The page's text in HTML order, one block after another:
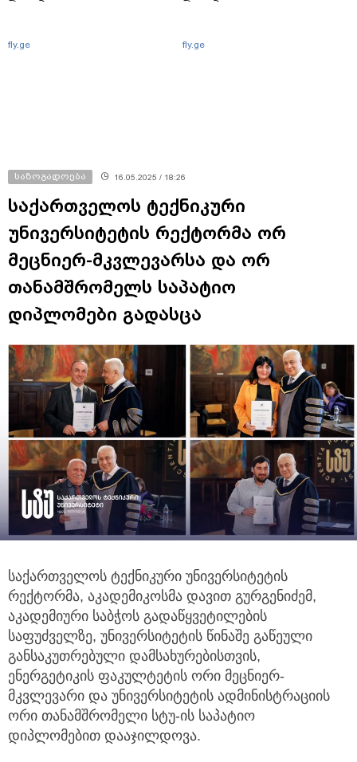
fly.ge fly.ge
საზოგადოება 16.05.2025 / 18:26
საქართველოს ტექნიკური
უნივერსიტეტის რექტორმა ორ
მეცნიერ-მკვლევარსა და ორ
თანამშრომელს საპატიო
დიპლომები გადასცა
საქართველოს ტექნიკური უნივერსიტეტის
რექტორმა, აკადემიკოსმა დავით გურგენიძემ,
აკადემიური საბჭოს გადაწყვეტილების
საფუძველზე, უნივერსიტეტის წინაშე გაწეული
განსაკუთრებული დამსახურებისთვის,
ენერგეტიკის ფაკულტეტის ორი მეცნიერ-
მკვლევარი და უნივერსიტეტის ადმინისტრაციის
ორი თანამშრომელი სტუ-ის საპატიო
დიპლომებით დააჯილდოვა.